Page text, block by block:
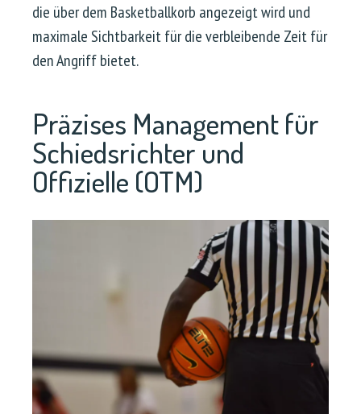
die über dem Basketballkorb angezeigt wird und
maximale Sichtbarkeit für die verbleibende Zeit für
den Angriff bietet.
Präzises Management für
Schiedsrichter und
Offizielle (OTM)